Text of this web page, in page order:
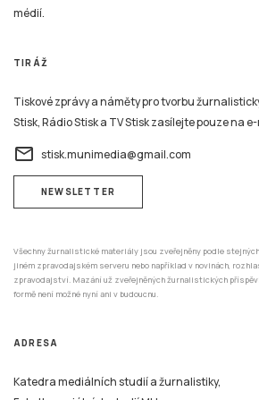
médií.
TIRÁŽ
Tiskové zprávy a náměty pro tvorbu
Stisk, Rádio Stisk a TV Stisk zasílejte pouze na
email stisk.munimedia@gmail.com
NEWSLETTER
Všechny žurnalistické materiály jsou zveřejněny podle
jiném zpravodajském serveru nebo například v novinách,
zpravodajství. Mazání už zveřejněných žurnalistických
formě není možné nyní ani v budoucnu.
ADRESA
Katedra mediálních studií a žurnalistiky,